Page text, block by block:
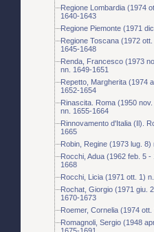
Regione Lombardia (1974
1640-1643
Regione Piemonte (1971
Regione Toscana (1972
1645-1648
Renda, Francesco (1973
nn. 1649-1651
Repetto, Margherita (1974
1652-1654
Rinascita. Roma (1950
nn. 1655-1664
Rinnovamento d'Italia (Il).
1665
Robin, Regine (1973 lug. 8)
Rocchi, Adua (1962 feb. 5
1668
Rocchi, Licia (1971 ott. 1)
Rochat, Giorgio (1971 giu.
1670-1673
Roemer, Cornelia (1974
Romagnoli, Sergio (1948
1675-1691